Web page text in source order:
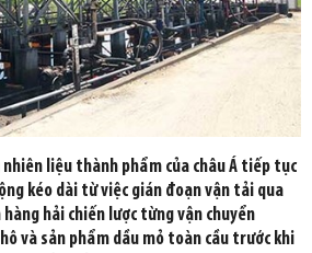
liệu thành phẩm của châu Á tiếp tục
kéo dài từ việc gián đoạn vận tải qua
hải chiến lược từng vận chuyển
và sản phẩm dầu mỏ toàn cầu trước khi